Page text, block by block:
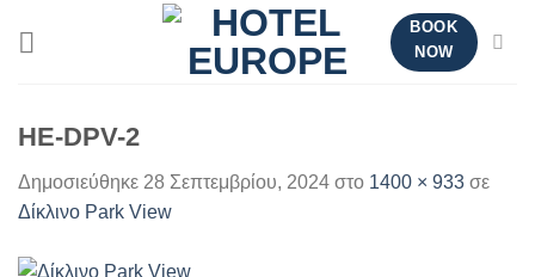
BOOK
NOW
HE-DPV-2
Δημοσιεύθηκε 28 Σεπτεμβρίου, 2024 στο 1400 × 933 σε
Δίκλινο Park View